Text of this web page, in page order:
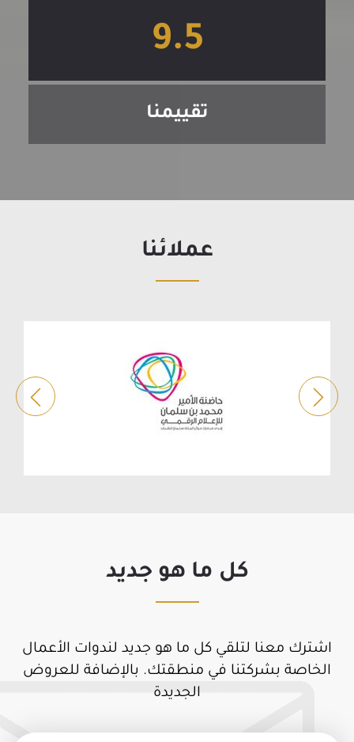
9.5
تقييمنا
عملائنا
كل ما هو جديد
اشترك معنا لتلقي كل ما هو جديد لندوات الأعمال
الخاصة بشركتنا في منطقتك. بالإضافة للعروض
الجديدة